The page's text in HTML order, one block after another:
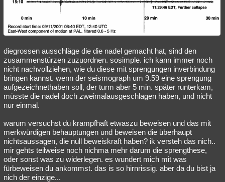
diegrossen ausschläge die die nadel gemacht hat, sind den
zusammenstürzen zuzuordnen. sosimple. ich kann immer noch
nicht nachvollziehen, wie du diese mit sprengungen inverbindung
bringen kannst. wenn der seismograph um 9.59 eine sprengung
aufgezeichnethaben soll, der turm aber 5 min. später runterkam,
müsste die nadel doch zweimalausgeschlagen haben, und nicht
nur einmal.
warum versuchst du krampfhaft etwaszu beweisen und das mit
merkwürdigen behauptungen und beweisen die überhaupt
nichtsaussagen, die null beweiskraft haben? ik versteh das nich..
mir gehts teilweise noch nichma mehr darum die sprengthese,
oder sonst was zu widerlegen. es wundert mich mit was
fürbeweisen du ankommst. das is so hirnrissig. aber da du bist ja
nich der einzige...